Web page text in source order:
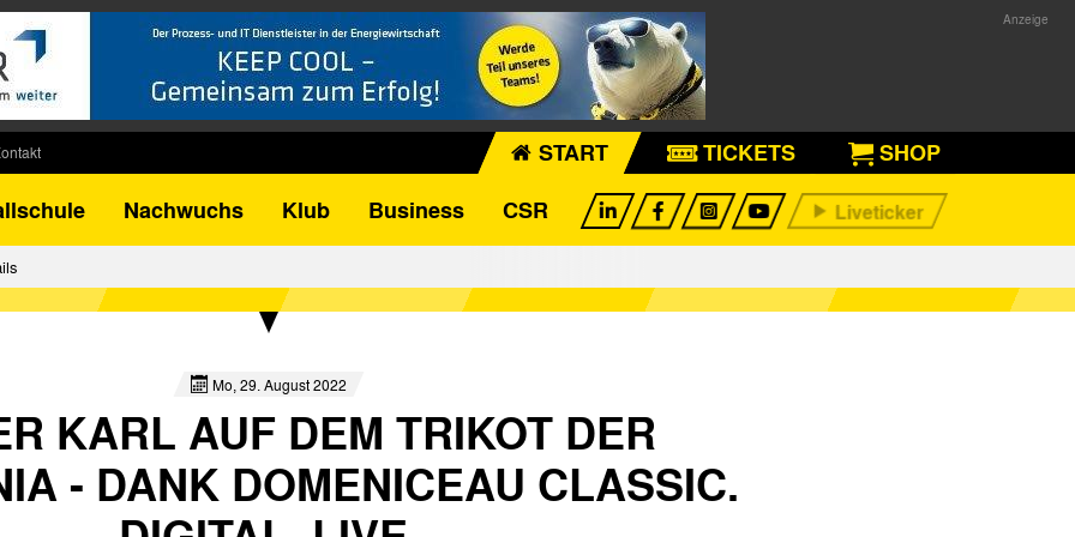
Pokal
START TICKETS
SHOP
Nachwuchs Klub Business CSR
Mo, 29. August 2022
KARL AUF DEM TRIKOT DER
- DANK DOMENICEAU CLASSIC.